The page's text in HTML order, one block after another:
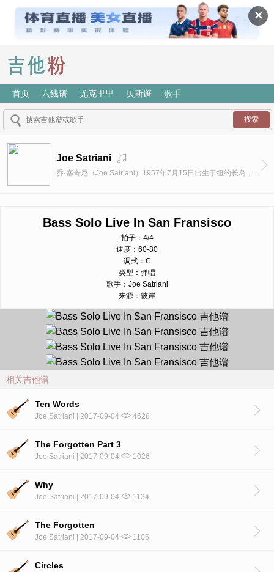
✕
首页 六线谱 尤克里里 贝斯谱 歌手
Joe Satriani
Bass Solo Live In San Fransisco
拍子：4/4
速度：60-80
调式：C
类型：弹唱
歌手：Joe Satriani
来源：彼岸
相关吉他谱
Ten Words
Joe Satriani | 2017-09-04 4628
The Forgotten Part 3
Joe Satriani | 2017-09-04 1026
Why
Joe Satriani | 2017-09-04 1134
The Forgotten
Joe Satriani | 2017-09-04 1106
Circles